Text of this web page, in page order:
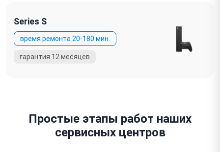
Series S
Простые этапы работ наших
сервисных центров